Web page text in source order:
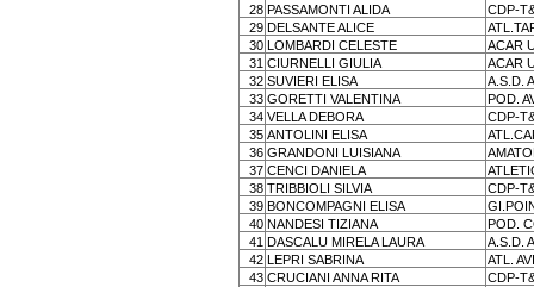
28 PASSAMONTI ALIDA
CDP-
29 DELSANTE ALICE
30 LOMBARDI CELESTE
ACAR
31 CIURNELLI GIULIA
ACAR
32 SUVIERI ELISA
A.S.D.
33 GORETTI VALENTINA
POD.
34 VELLA DEBORA
CDP-
35 ANTOLINI ELISA
36 GRANDONI LUISIANA
37 CENCI DANIELA
38 TRIBBIOLI SILVIA
CDP-
39 BONCOMPAGNI ELISA
40 NANDESI TIZIANA
POD.
41 DASCALU MIRELA LAURA
A.S.D.
42 LEPRI SABRINA
ATL.
43 CRUCIANI ANNA RITA
CDP-